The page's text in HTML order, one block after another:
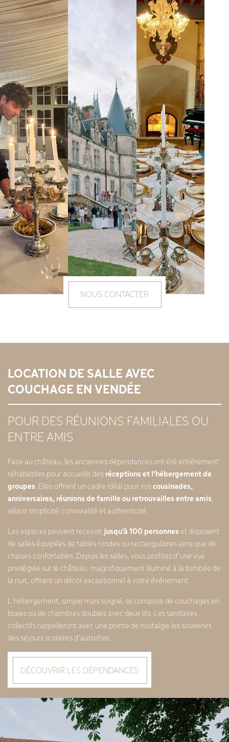
NOUS CONTACTER
LOCATION DE SALLE AVEC
COUCHAGE EN VENDÉE
POUR DES RÉUNIONS FAMILIALES OU
ENTRE AMIS
Face au château, les anciennes dépendances ont été entièrement
réhabilitées pour accueillir des réceptions et l’hébergement de
groupes. Elles offrent un cadre idéal pour voscousinades,
anniversaires, réunions de famille ou retrouvailles entre amis,
alliant simplicité, convivialité et authenticité.
Les espaces peuvent recevoir jusqu’à 100 personneset disposent
de salles équipées de tables rondes ou rectangulaires ainsi que de
chaises confortables. Depuis les salles, vous profitez d’une vue
privilégiée sur le château, magnifiquement illuminé à la tombée de
la nuit, offrant un décor exceptionnel à votre événement.
L’hébergement, simple mais soigné, se compose de couchages en
boxes ou de chambres doubles avec deux lits. Les sanitaires
collectifs rappelleront avec une pointe de nostalgie les souvenirs
des séjours scolaires d’autrefois.
DÉCOUVRIR LES DÉPENDANCES